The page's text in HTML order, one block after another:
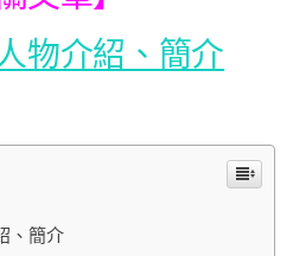
物介紹、簡介
、簡介